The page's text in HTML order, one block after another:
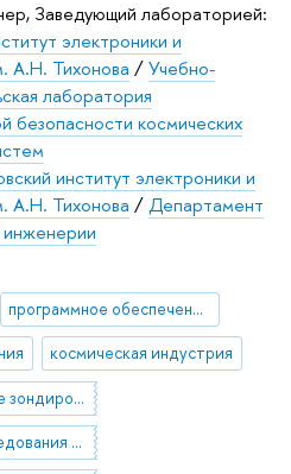
Заведующий лабораторией:
электроники и
А.Н. Тихонова /Учебно-
лаборатория
безопасности космических
институт электроники и
А.Н. Тихонова /Департамент
программное обеспечение
космическая индустрия
дистанционное зондирование Земли
89.57.00 Исследования Земли из космоса